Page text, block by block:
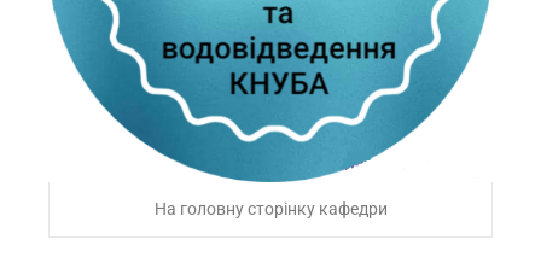
На головну сторінку кафедри